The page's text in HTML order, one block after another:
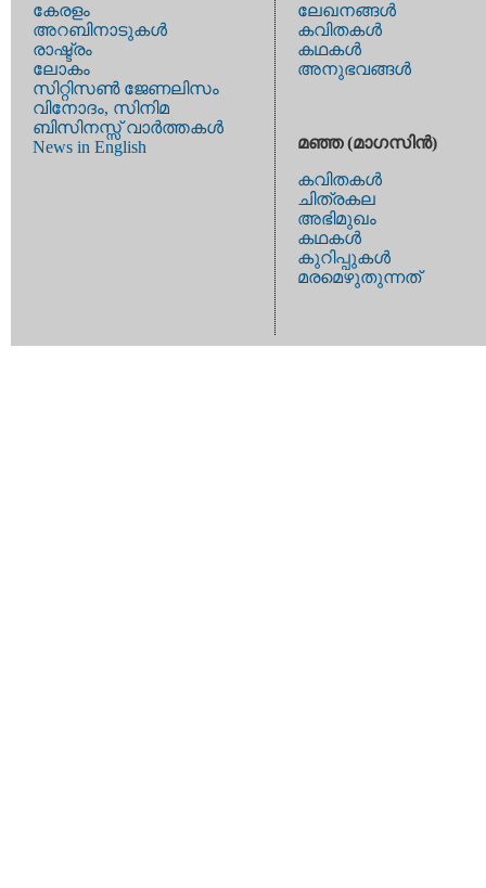
കേരളം
അറബിനാടുകള്‍
രാഷ്ട്രം
ലോകം
സിറ്റിസണ്‍ ജേണലിസം
വിനോദം, സിനിമ
ബിസിനസ്സ് വാര്‍ത്തകള്‍
News in English
ലേഖനങ്ങള്‍
കവിതകള്‍
കഥകള്‍
അനുഭവങ്ങള്‍
മഞ്ഞ (മാഗസിന്‍)
കവിതകള്‍
ചിത്രകല
അഭിമുഖം
കഥകള്‍
കുറിപ്പുകള്‍
മരമെഴുതുന്നത്